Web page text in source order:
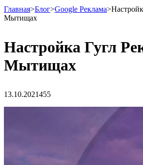
Главная>Блог>Google Реклама>
Мытищах
Настройка Гугл
Мытищах
13.10.2021455